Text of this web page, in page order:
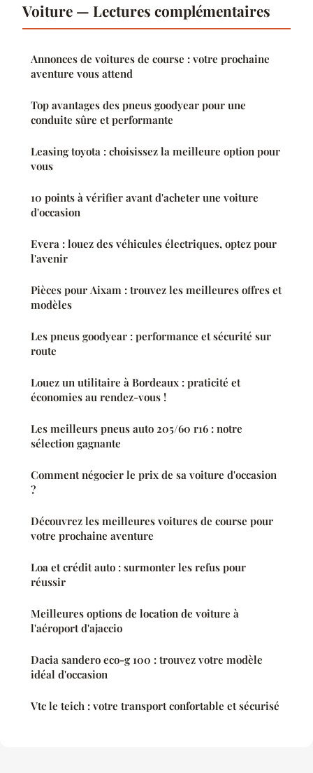
Voiture — Lectures complémentaires
Annonces de voitures de course : votre prochaine
aventure vous attend
Top avantages des pneus goodyear pour une
conduite sûre et performante
Leasing toyota : choisissez la meilleure option pour
vous
10 points à vérifier avant d'acheter une voiture
d'occasion
Evera : louez des véhicules électriques, optez pour
l'avenir
Pièces pour Aixam : trouvez les meilleures offres et
modèles
Les pneus goodyear : performance et sécurité sur
route
Louez un utilitaire à Bordeaux : praticité et
économies au rendez-vous !
Les meilleurs pneus auto 205/60 r16 : notre
sélection gagnante
Comment négocier le prix de sa voiture d'occasion
?
Découvrez les meilleures voitures de course pour
votre prochaine aventure
Loa et crédit auto : surmonter les refus pour
réussir
Meilleures options de location de voiture à
l'aéroport d'ajaccio
Dacia sandero eco-g 100 : trouvez votre modèle
idéal d'occasion
Vtc le teich : votre transport confortable et sécurisé